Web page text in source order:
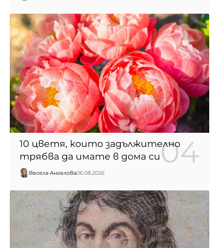
10 цветя, които задължително
трябва да имате в дома си
Весела Ангелова06.08.2026